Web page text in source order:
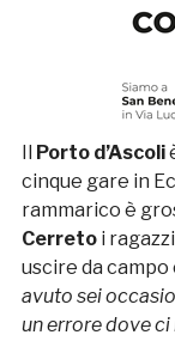
Porto d’Ascoli
cinque gare in
rammarico è
Cerretoi
uscire da
avuto sei
un errore dove